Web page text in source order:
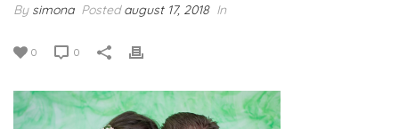
By simona Postedaugust 17, 2018 In
0 0